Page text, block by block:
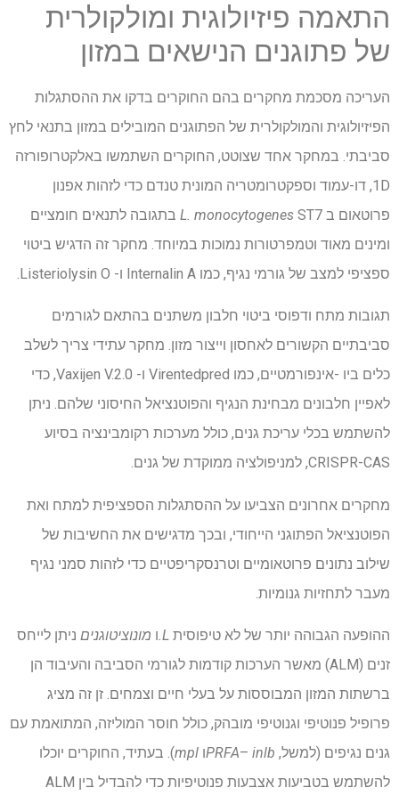
התאמה פיזיולוגית ומולקולרית
של פתוגנים הנישאים במזון
העריכה מסכמת מחקרים בהם החוקרים בדקו את ההסתגלות
הפיזיולוגית והמולקולרית של הפתוגנים המובילים במזון בתנאי לחץ
סביבתי. במחקר אחד שצוטט, החוקרים השתמשו באלקטרופורזה
1D, דו-עמוד וספקטרומטריה המונית טנדם כדי לזהות אפנון
פרוטאום ב
L. monocytogenes ST7 בתגובה לתנאים חומציים
ומינים מאוד וטמפרטורות נמוכות במיוחד. מחקר זה הדגיש ביטוי
ספציפי למצב של גורמי נגיף, כמו Internalin A ו- Listeriolysin O.
תגובות מתח ודפוסי ביטוי חלבון משתנים בהתאם לגורמים
סביבתיים הקשורים לאחסון וייצור מזון. מחקר עתידי צריך לשלב
כלים ביו -אינפורמטיים, כמו Virentedpred ו- Vaxijen V.2.0, כדי
לאפיין חלבונים מבחינת הנגיף והפוטנציאל החיסוני שלהם. ניתן
להשתמש בכלי עריכת גנים, כולל מערכות רקומבינציה בסיוע
CRISPR-CAS, למניפולציה ממוקדת של גנים.
מחקרים אחרונים הצביעו על ההסתגלות הספציפית למתח ואת
הפוטנציאל הפתוגני הייחודי, ובכך מדגישים את החשיבות של
שילוב נתונים פרוטאומיים וטרנסקריפטיים כדי לזהות סמני נגיף
מעבר לתחזיות גנומיות.
ההופעה הגבוהה יותר של לא טיפוסית L. ו מונוציטוגנים ניתן לייחס
זנים (ALM) מאשר הערכות קודמות לגורמי הסביבה והעיבוד הן
ברשתות המזון המבוססות על בעלי חיים וצמחים. זן זה מציג
פרופיל פנוטיפי וגנוטיפי מובהק, כולל חוסר המוליזה, המתואמת עם
גנים נגיפים (למשל,
PRFA– inlb ו mpl). בעתיד, החוקרים יוכלו
להשתמש בטביעות אצבעות פנוטיפיות כדי להבדיל בין ALM